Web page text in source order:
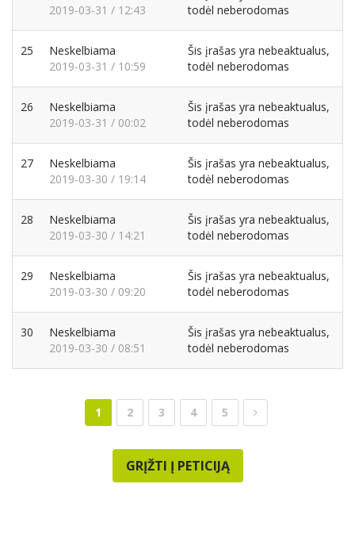
2019-03-31 / 12:43
todėl neberodomas
25
Neskelbiama
2019-03-31 / 10:59
Šis įrašas yra nebeaktualus,
todėl neberodomas
26
Neskelbiama
2019-03-31 / 00:02
Šis įrašas yra nebeaktualus,
todėl neberodomas
27
Neskelbiama
2019-03-30 / 19:14
Šis įrašas yra nebeaktualus,
todėl neberodomas
28
Neskelbiama
2019-03-30 / 14:21
Šis įrašas yra nebeaktualus,
todėl neberodomas
29
Neskelbiama
2019-03-30 / 09:20
Šis įrašas yra nebeaktualus,
todėl neberodomas
30
Neskelbiama
2019-03-30 / 08:51
Šis įrašas yra nebeaktualus,
todėl neberodomas
1 2 3 4 5
GRĮŽTI Į PETICIJĄ